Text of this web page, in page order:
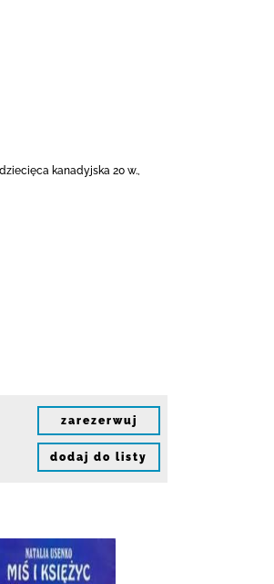
kanadyjska 20 w.,
zarezerwuj
dodaj do listy